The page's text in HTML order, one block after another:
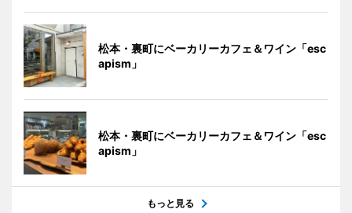
松本・裏町にベーカリーカフェ＆ワイン「esc
apism」
松本・裏町にベーカリーカフェ＆ワイン「esc
apism」
もっと見る